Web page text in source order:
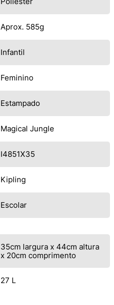
Aprox. 585g
Infantil
Feminino
Estampado
Magical Jungle
I4851X35
Kipling
Escolar
35cm largura x 44cm altura
x 20cm comprimento
27 L